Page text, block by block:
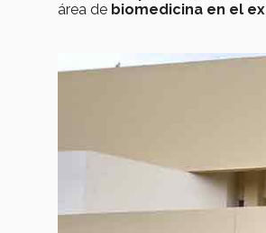
área de biomedicina en el